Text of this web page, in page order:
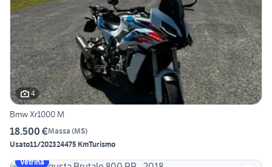
4
Bmw Xr1000 M
18.500 €Massa (MS)
Usato11/202324475 KmTurismo
Vetrina